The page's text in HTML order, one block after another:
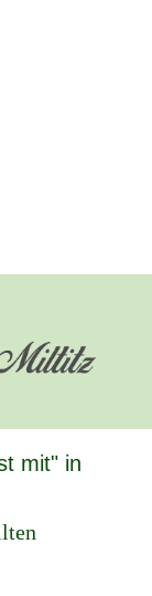
mit" in